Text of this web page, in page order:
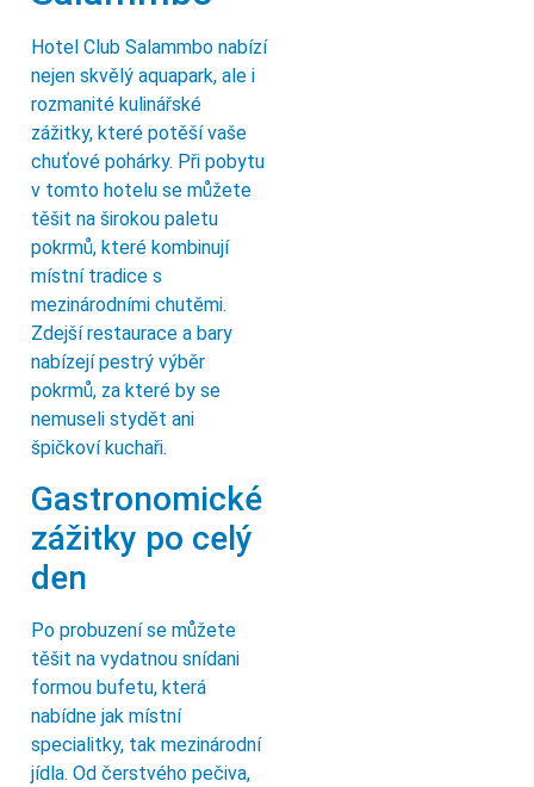
Hotel Club Salammbo nabízí
nejen skvělý aquapark, ale i
rozmanité kulinářské
zážitky, které potěší vaše
chuťové pohárky. Při pobytu
v tomto hotelu se můžete
těšit na širokou paletu
pokrmů, které kombinují
místní tradice s
mezinárodními chutěmi.
Zdejší restaurace a bary
nabízejí pestrý výběr
pokrmů, za které by se
nemuseli stydět ani
špičkoví kuchaři.
Gastronomické
zážitky po celý
den
Po probuzení se můžete
těšit na vydatnou snídani
formou bufetu, která
nabídne jak místní
specialitky, tak mezinárodní
jídla. Od čerstvého pečiva,